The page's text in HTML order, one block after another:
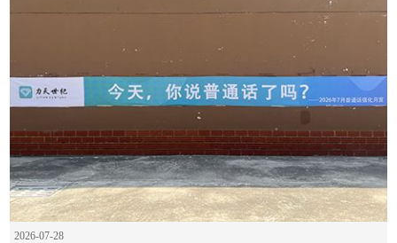
2026-07-28